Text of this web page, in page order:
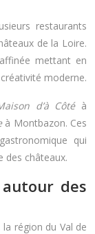
restaurants
de la Loire.
mettant en
moderne.
d’à Côté à
à Montbazon. Ces
qui
des châteaux.
des
région du Val de